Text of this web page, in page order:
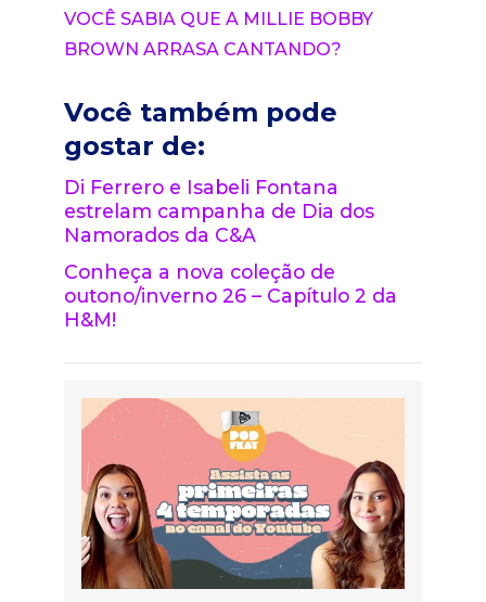
VOCÊ SABIA QUE A MILLIE BOBBY
BROWN ARRASA CANTANDO?
Você também pode
gostar de:
Di Ferrero e Isabeli Fontana
estrelam campanha de Dia dos
Namorados da C&A
Conheça a nova coleção de
outono/inverno 26 – Capítulo 2 da
H&M!